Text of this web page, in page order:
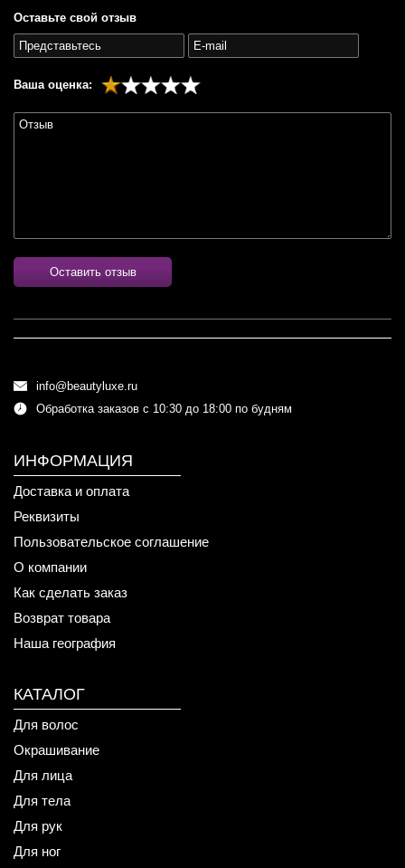
Оставьте свой отзыв
Ваша оценка:
Оставить отзыв
info@beautyluxe.ru
Обработка заказов с 10:30 до 18:00 по будням
ИНФОРМАЦИЯ
Доставка и оплата
Реквизиты
Пользовательское соглашение
О компании
Как сделать заказ
Возврат товара
Наша география
КАТАЛОГ
Для волос
Окрашивание
Для лица
Для тела
Для рук
Для ног